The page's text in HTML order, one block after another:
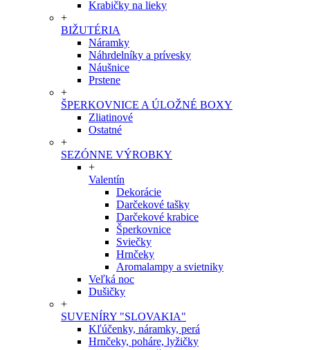
Krabičky na lieky
+
BIŽUTÉRIA
Náramky
Náhrdelníky a prívesky
Náušnice
Prstene
+
ŠPERKOVNICE A ÚLOŽNÉ BOXY
Zliatinové
Ostatné
+
SEZÓNNE VÝROBKY
+
Valentín
Dekorácie
Darčekové tašky
Darčekové krabice
Šperkovnice
Sviečky
Hrnčeky
Aromalampy a svietniky
Veľká noc
Dušičky
+
SUVENÍRY "SLOVAKIA"
Kľúčenky, náramky, perá
Hrnčeky, poháre, lyžičky